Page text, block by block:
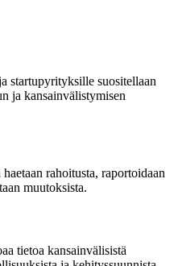
startupyrityksille suositellaan
ja kansainvälistymisen
rahoitusta, raportoidaan
muutoksista.
tietoa kansainvälisistä